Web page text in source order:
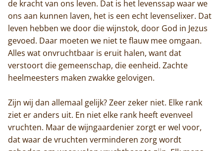
de kracht van ons leven. Dat is het levenssap waar we
ons aan kunnen laven, het is een echt levenselixer. Dat
leven hebben we door die wijnstok, door God in Jezus
gevoed. Daar moeten we niet te flauw mee omgaan.
Alles wat onvruchtbaar is eruit halen, want dat
verstoort die gemeenschap, die eenheid. Zachte
heelmeesters maken zwakke gelovigen.
Zijn wij dan allemaal gelijk? Zeer zeker niet. Elke rank
ziet er anders uit. En niet elke rank heeft evenveel
vruchten. Maar de wijngaardenier zorgt er wel voor,
dat waar de vruchten verminderen zorg wordt